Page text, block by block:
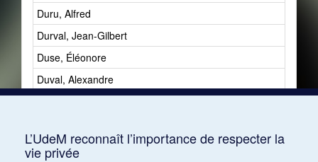
Duru, Alfred
Durval, Jean-Gilbert
Duse, Éléonore
Duval, Alexandre
L’UdeM reconnaît l’importance de respecter la
vie privée